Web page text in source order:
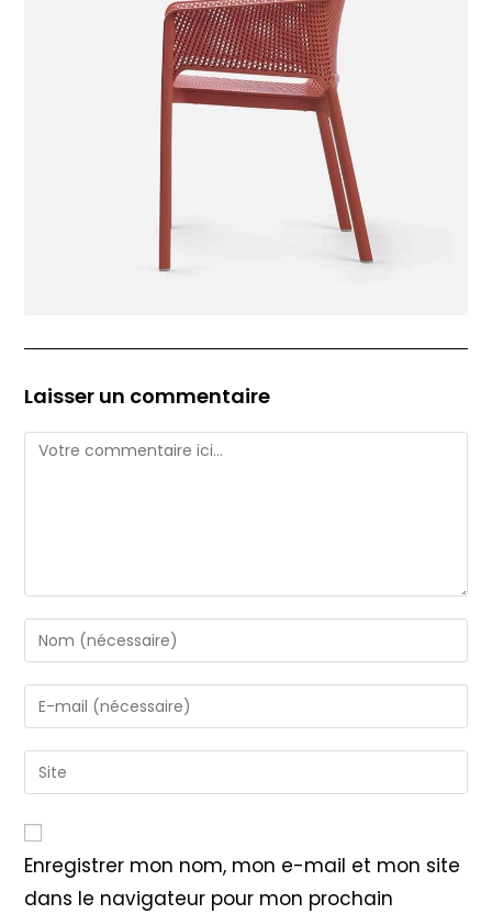
Laisser un commentaire
Comment
Enter
your
name
or
to
comment
Enter
your
email
address
Saisir
l’URL
votre
site
(facultatif)
Enregistrer mon nom, mon e-mail et mon site
dans le navigateur pour mon prochain